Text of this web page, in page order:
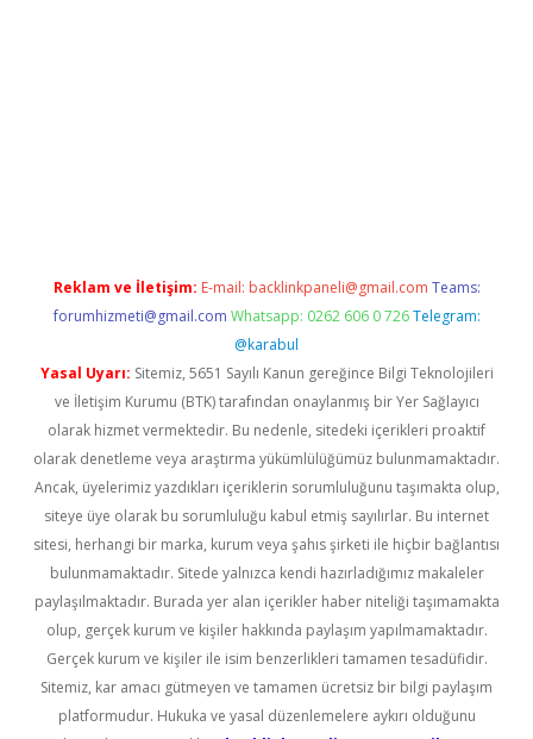
Reklam ve İletişim: E-mail: backlinkpaneli@gmail.com Teams:
forumhizmeti@gmail.com Whatsapp: 0262 606 0 726 Telegram:
@karabul
Yasal Uyarı: Sitemiz, 5651 Sayılı Kanun gereğince Bilgi Teknolojileri
ve İletişim Kurumu (BTK) tarafından onaylanmış bir Yer Sağlayıcı
olarak hizmet vermektedir. Bu nedenle, sitedeki içerikleri proaktif
olarak denetleme veya araştırma yükümlülüğümüz bulunmamaktadır.
Ancak, üyelerimiz yazdıkları içeriklerin sorumluluğunu taşımakta olup,
siteye üye olarak bu sorumluluğu kabul etmiş sayılırlar. Bu internet
sitesi, herhangi bir marka, kurum veya şahıs şirketi ile hiçbir bağlantısı
bulunmamaktadır. Sitede yalnızca kendi hazırladığımız makaleler
paylaşılmaktadır. Burada yer alan içerikler haber niteliği taşımamakta
olup, gerçek kurum ve kişiler hakkında paylaşım yapılmamaktadır.
Gerçek kurum ve kişiler ile isim benzerlikleri tamamen tesadüfidir.
Sitemiz, kar amacı gütmeyen ve tamamen ücretsiz bir bilgi paylaşım
platformudur. Hukuka ve yasal düzenlemelere aykırı olduğunu